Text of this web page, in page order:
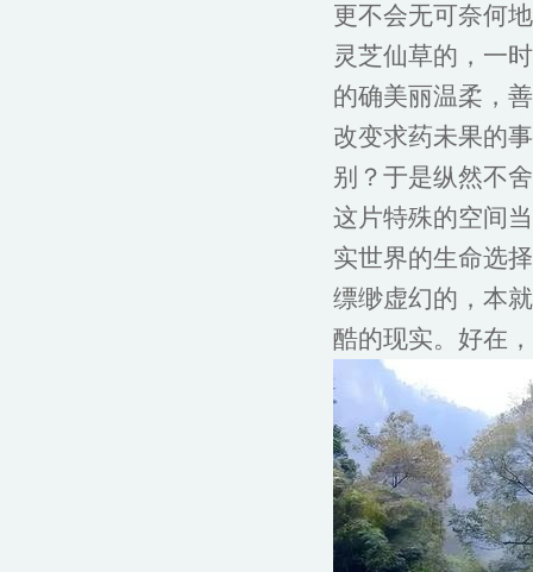
更不会无可奈何
灵芝仙草的，一
的确美丽温柔，
改变求药未果的
别？于是纵然不
这片特殊的空间
实世界的生命选
缥缈虚幻的，本
酷的现实。好在